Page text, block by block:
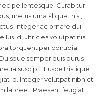
pellentesque. Curabitur
metus urna aliquet nisl,
Integer ac ornare dui.
id, ultricies volutpat nisi.
torquent per conubia
semper quis purus
suscipit. Fusce tristique
id. Integer volutpat nibh et
laoreet. Praesent feugiat